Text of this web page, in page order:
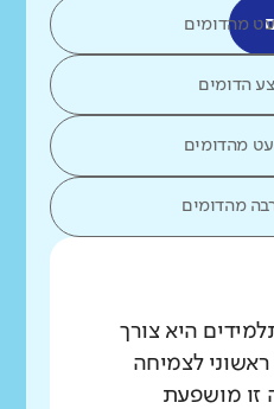
מהדומים
הדומים
מהדומים
מהדומים
היא צורך
לצמיחה
זו מושפעת